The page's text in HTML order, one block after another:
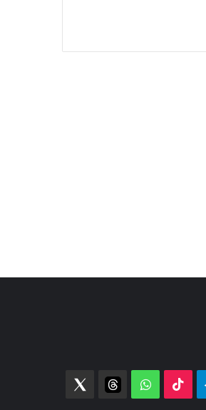
تيلقرام ‫TikTok واتساب threads